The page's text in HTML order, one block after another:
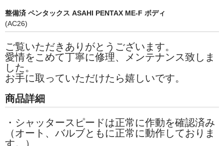
整備済 ペンタックス ASAHI PENTAX ME-F ボディ
(AC26)
ご覧いただきありがとうございます。
愛情をこめて丁寧に修理、メンテナンス致しま
した。
お手に取っていただけたら嬉しいです。
商品詳細
・シャッタースピードは正常に作動を確認済み
（オート、バルブともに正常に動作しておりま
す。）